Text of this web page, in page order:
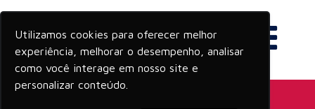
Utilizamos cookies para oferecer melhor
experiência, melhorar o desempenho, analisar
como você interage em nosso site e
personalizar conteúdo.